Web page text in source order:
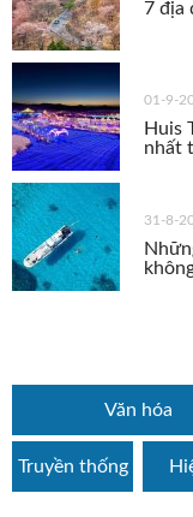
7 địa
01-9-
Huis
nhất
31-8-
Văn hóa
Truyền thống